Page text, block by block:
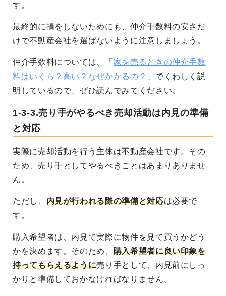
す。
最終的に損をしないためにも、仲介手数料の安さだ
けで不動産会社を選ばないように注意しましょう。
仲介手数料については、「 家を売るときの仲介手数
料はいくら？高い？なぜかかるの？ 」でくわしく説
明しているので、ぜひ読んでみてください。
1-3-3.売り手がやるべき売却活動は内見の準備
と対応
実際に売却活動を行う主体は不動産会社です。その
ため、売り手としてやるべきことはあまりありませ
ん。
ただし、 内見が行われる際の準備と対応は必要で
す。
購入希望者は、内見で実際に物件を見て買うかどう
かを決めます。そのため、 購入希望者に良い印象を
持ってもらえるように売り手として、 内見前にしっ
かりと準備しておかなければなりません。